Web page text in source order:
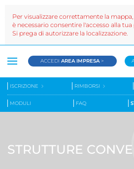
ACCEDIAREA IMPRESA >
ISCRIZIONE RIMBORSI
MODULI FAQ
STRUTTURE
Per visualizzare correttamente la mappa,
è necessario consentire l'accesso alla tua
Si prega di autorizzare la localizzazione.